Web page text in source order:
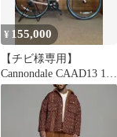
¥ 155,000
【チビ様専用】
Cannondale CAAD13 105
ロードバイク 51cm